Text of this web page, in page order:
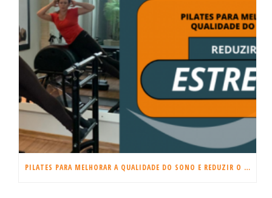
PILATES PARA MELHORAR A QUALIDADE DO SONO E REDUZIR O ESTRESSE